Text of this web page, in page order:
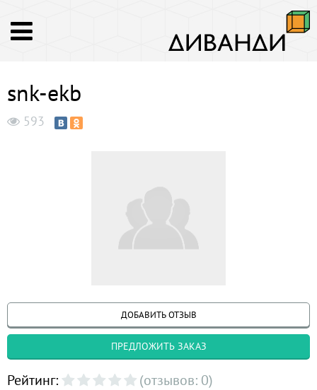
snk-ekb
593
ДОБАВИТЬ ОТЗЫВ
ПРЕДЛОЖИТЬ ЗАКАЗ
Рейтинг: (отзывов: 0)